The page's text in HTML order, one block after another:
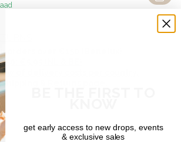
orders over €150 (Benelux)
€5.95 (NL & BE)
of delivery costs per country,
Shipping & Returns page.
get early access to new drops, events
& exclusive sales